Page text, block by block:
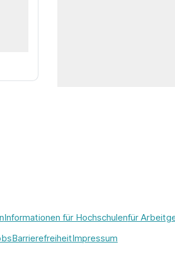
Informationen für Hochschulenfür
BarrierefreiheitImpressum